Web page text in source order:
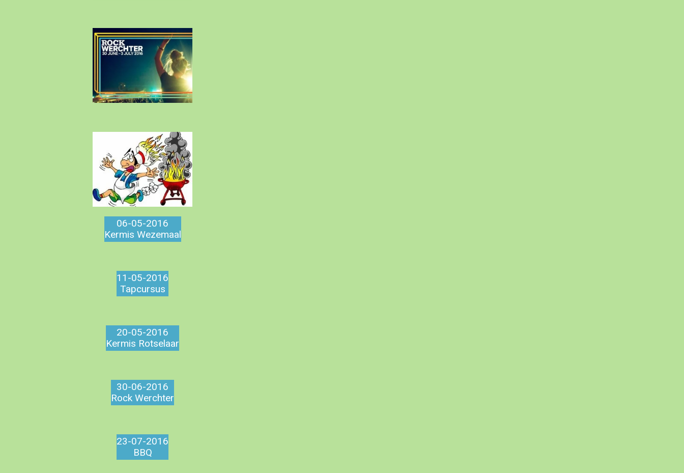
06-05-2016
Kermis Wezemaal
11-05-2016
Tapcursus
20-05-2016
Kermis Rotselaar
30-06-2016
Rock Werchter
23-07-2016
BBQ